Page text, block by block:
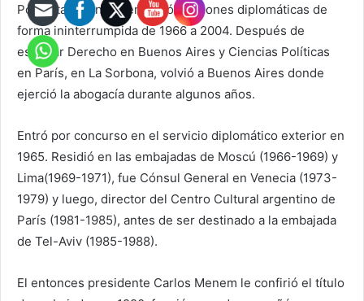
Posse también desempeñó funciones diplomáticas de
forma ininterrumpida de 1966 a 2004. Después de
estudiar Derecho en Buenos Aires y Ciencias Políticas
en París, en La Sorbona, volvió a Buenos Aires donde
ejerció la abogacía durante algunos años.
Entró por concurso en el servicio diplomático exterior en
1965. Residió en las embajadas de Moscú (1966-1969) y
Lima(1969-1971), fue Cónsul General en Venecia (1973-
1979) y luego, director del Centro Cultural argentino de
París (1981-1985), antes de ser destinado a la embajada
de Tel-Aviv (1985-1988).
El entonces presidente Carlos Menem le confirió el título